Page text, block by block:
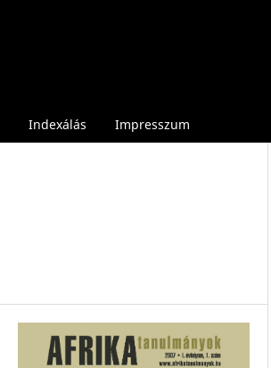
Indexálás Impresszum